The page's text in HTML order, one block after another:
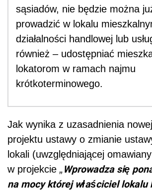
sąsiadów, nie będzie można
prowadzić w lokalu
działalności handlowej lub
również – udostępniać
lokatorom w ramach najmu
krótkoterminowego.
Jak wynika z uzasadnienia
projektu ustawy o zmianie
lokali (uwzględniającej
w projekcie „Wprowadza się
na mocy której właściciel lokalu